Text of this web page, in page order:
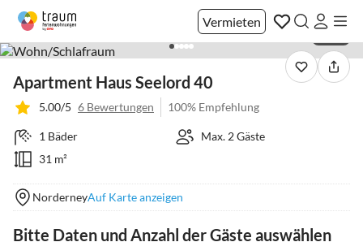
Vermieten
Apartment Haus Seelord 40
5.00/5 6 Bewertungen 100% Empfehlung
1 Bäder
Max. 2 Gäste
31 m²
NorderneyAuf Karte anzeigen
Bitte Daten und Anzahl der Gäste auswählen